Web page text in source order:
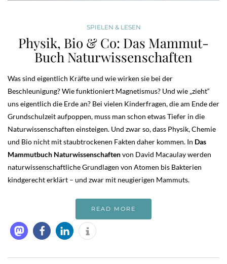
SPIELEN & LESEN
Physik, Bio & Co: Das Mammut-
Buch Naturwissenschaften
Was sind eigentlich Kräfte und wie wirken sie bei der
Beschleunigung? Wie funktioniert Magnetismus? Und wie „zieht“
uns eigentlich die Erde an? Bei vielen Kinderfragen, die am Ende der
Grundschulzeit aufpoppen, muss man schon etwas Tiefer in die
Naturwissenschaften einsteigen. Und zwar so, dass Physik, Chemie
und Bio nicht mit staubtrockenen Fakten daher kommen. In Das
Mammutbuch Naturwissenschaftenvon David Macaulay werden
naturwissenschaftliche Grundlagen von Atomen bis Bakterien
kindgerecht erklärt – und zwar mit neugierigen Mammuts.
READ MORE